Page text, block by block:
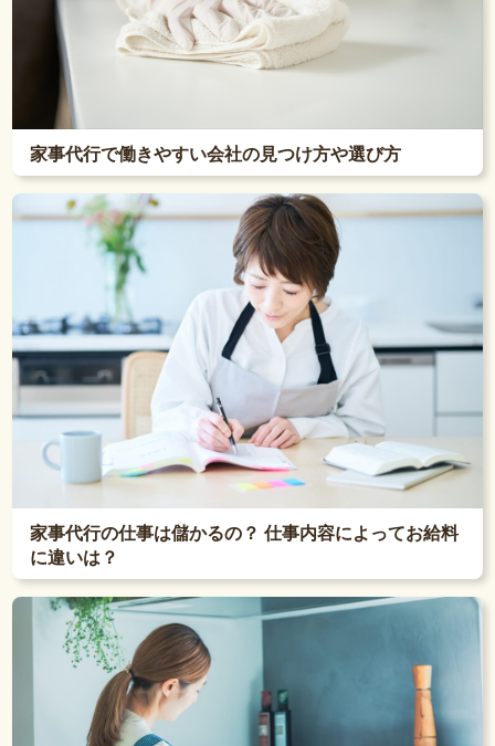
家事代行で働きやすい会社の見つけ方や選び方
家事代行の仕事は儲かるの？ 仕事内容によってお給料
に違いは？